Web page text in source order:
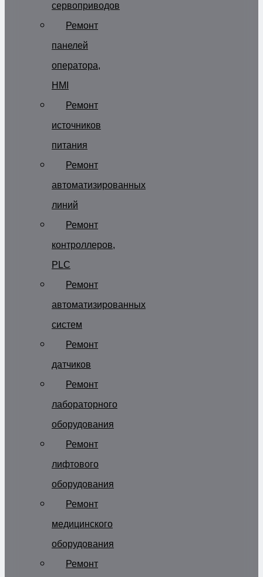
сервоприводов
Ремонт
панелей
оператора,
HMI
Ремонт
источников
питания
Ремонт
автоматизированных
линий
Ремонт
контроллеров,
PLC
Ремонт
автоматизированных
систем
Ремонт
датчиков
Ремонт
лабораторного
оборудования
Ремонт
лифтового
оборудования
Ремонт
медицинского
оборудования
Ремонт